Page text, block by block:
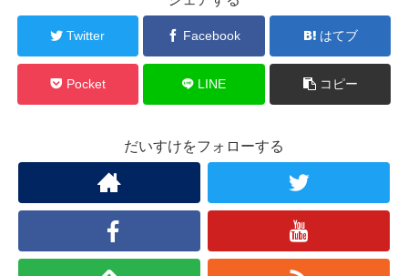
Twitter Facebook はてブ
Pocket LINE コピー
だいすけをフォローする